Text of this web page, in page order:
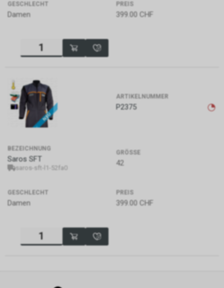
GESCHLECHT
Damen
PREIS
399.00 CHF
ARTIKELNUMMER
P2375
BEZEICHNUNG
Saros SFT
saros-sft-l1-52fa0
GRÖSSE
42
GESCHLECHT
Damen
PREIS
399.00 CHF